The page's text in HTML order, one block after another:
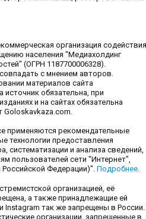
организация содействия
населения "Медиахолдинг
(ОГРН 1187700006328).
с мнением авторов.
материалов сайта
обязательна, при
и на сайтах обязательна
Goloskavkaza.com.
применяются рекомендательные
технологии предоставления
систематизации и анализа сведений,
пользователей сети "Интернет",
Федерации)". Подробнее.
организацией, её
а также принадлежащие ей
Instagram так же запрещены в России.
организации, запрещенные в